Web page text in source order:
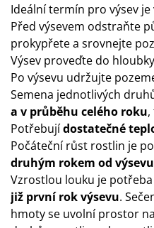
Ideální termín pro výsev
Před výsevem odstraňte
prokypřete a srovnejte
Výsev proveďte do hloubky
Po výsevu udržujte
Semena jednotlivých
a v průběhu celého roku
Potřebujídostatečné
Počáteční růst rostlin je
druhým rokem od výsevu
Vzrostlou louku je
již první rok výsevu.
hmoty se uvolní prostor